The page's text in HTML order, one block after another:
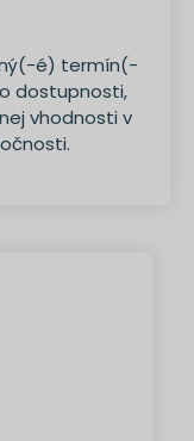
é) termín(-
dostupnosti,
vhodnosti v